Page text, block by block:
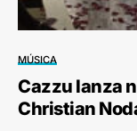
MÚSICA
Cazzu lanza
Christian